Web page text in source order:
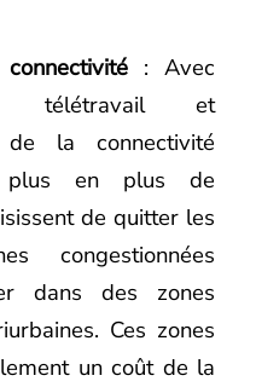
: Avec
télétravail et
de la connectivité
plus en plus de
de quitter les
congestionnées
dans des zones
Ces zones
un coût de la